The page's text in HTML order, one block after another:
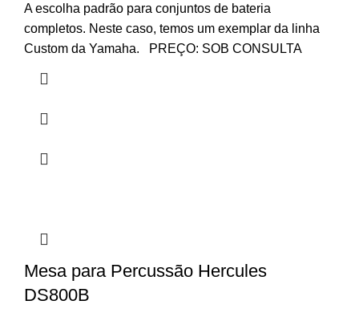
A escolha padrão para conjuntos de bateria
completos. Neste caso, temos um exemplar da linha
Custom da Yamaha. PREÇO: SOB CONSULTA
Mesa para Percussão Hercules
DS800B